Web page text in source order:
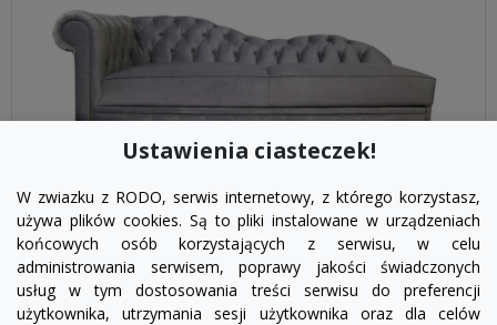
visibility
Ustawienia ciasteczek!
W zwiazku z RODO, serwis internetowy, z którego korzystasz,
używa plików cookies. Są to pliki instalowane w urządzeniach
końcowych osób korzystających z serwisu, w celu
administrowania serwisem, poprawy jakości świadczonych
usług w tym dostosowania treści serwisu do preferencji
użytkownika, utrzymania sesji użytkownika oraz dla celów